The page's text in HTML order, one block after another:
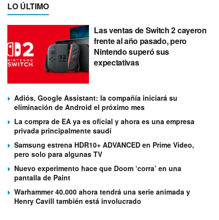
LO ÚLTIMO
Las ventas de Switch 2 cayeron
frente al año pasado, pero
Nintendo superó sus
expectativas
Adiós, Google Assistant: la compañía iniciará su
eliminación de Android el próximo mes
La compra de EA ya es oficial y ahora es una empresa
privada principalmente saudí
Samsung estrena HDR10+ ADVANCED en Prime Video,
pero solo para algunas TV
Nuevo experimento hace que Doom ‘corra’ en una
pantalla de Paint
Warhammer 40.000 ahora tendrá una serie animada y
Henry Cavill también está involucrado